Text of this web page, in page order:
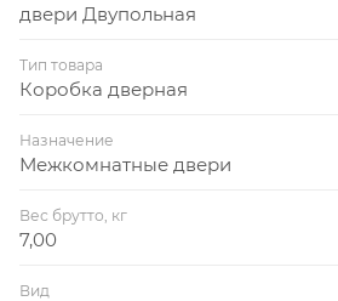
двери Двупольная
Тип товара
Коробка дверная
Назначение
Межкомнатные двери
Вес брутто, кг
7,00
Вид